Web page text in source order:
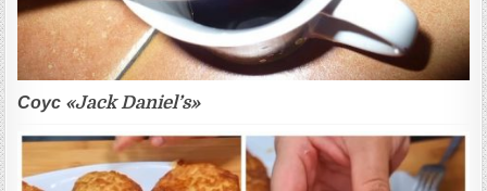
Соус «Jack Daniel’s»